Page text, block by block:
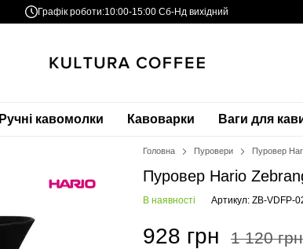
Графік роботи:10:00-15:00 Сб-Нд вихідний
Ручні кавомолки Кавоварки Ваги для
Головна Пуровери Пуровер
Пуровер Hario
В наявності Артикул: ZB-VDFP-
928 грн 1 120 грн